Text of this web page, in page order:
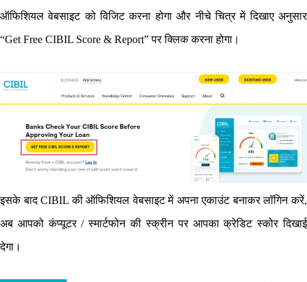
ऑफिशियल वेबसाइट को विजिट करना होगा और नीचे चित्र में दिखाए अनुसार
“Get Free CIBIL Score & Report” पर क्लिक करना होगा।
इसके बाद CIBIL की ऑफिशियल वेबसाइट में अपना एकाउंट बनाकर लॉगिन करें,
अब आपको कंप्यूटर / स्मार्टफोन की स्क्रीन पर आपका क्रेडिट स्कोर दिखाई
देगा।